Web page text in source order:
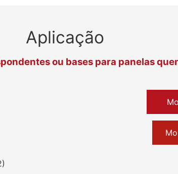
Aplicação
ou bases para panelas